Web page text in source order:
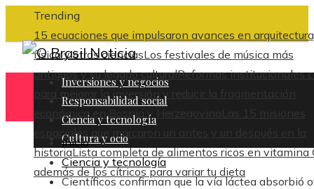
Trending
15 ecuaciones que impulsaron avances en
física y otras cienciasLos festivales de música más
antiguos y su legado culturalReformas institucionales
para mejorar la inversión y reducir la fragmentación
económica en Bosnia y Herzegovina
Las 15 misiones
espaciales que marcaron un antes y un después en la
historiaLista completa de alimentos ricos en vitamina
además de los cítricos para variar tu dieta
Inversiones y negocios
Responsabilidad social
Ciencia y tecnología
Cultura y ocio
Inicio
Ciencia y tecnología
Científicos confirman que la vía láctea absorbió